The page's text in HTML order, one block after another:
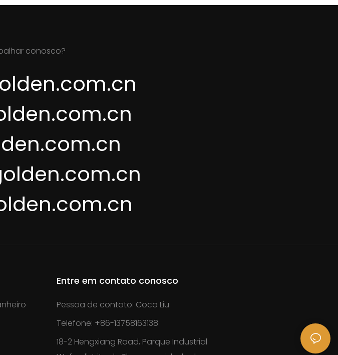
conosco?
Entre em contato conosco
Pessoa de contato: Coco Liu
Telefone: +86-13758163138
18-2 Hengxiang Road, Parque Industrial